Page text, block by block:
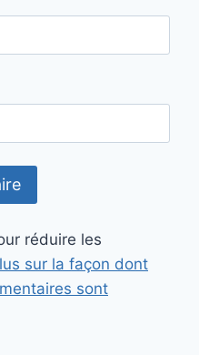
réduire les
sur la façon dont
sont